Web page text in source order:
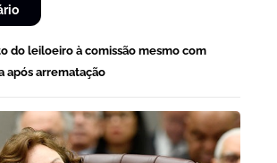
do leiloeiro à comissão mesmo com
após arrematação